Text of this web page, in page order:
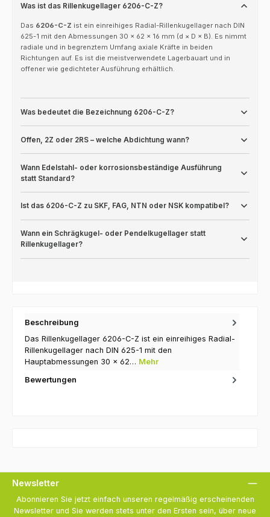
Was ist das Rillenkugellager 6206-C-Z?
Das 6206-C-Z ist ein einreihiges Radial-Rillenkugellager nach DIN
625-1 mit den Abmessungen 30 × 62 × 16 mm (d × D × B). Es nimmt
radiale und in begrenztem Umfang axiale Kräfte in beiden
Richtungen auf. Es ist die meistverwendete Lagerbauart und in
offener wie gedichteter Ausführung erhältlich.
Was bedeutet die Bezeichnung 6206-C-Z?
Offen, 2Z oder 2RS – welche Abdichtung wann?
Wann Edelstahl- oder korrosionsbeständige Ausführung
statt Standard?
Ist das 6206-C-Z zu SKF, FAG, NTN oder NSK kompatibel?
Wann ein Schrägkugel- oder Pendelkugellager statt
Rillenkugellager?
Beschreibung
Das Rillenkugellager 6206-C-Z ist ein einreihiges Radial-
Rillenkugellager nach DIN 625-1 mit den
Hauptabmessungen 30 × 62… Mehr
Bewertungen
Newsletter
Abonnieren Sie jetzt einfach unseren regelmäßig erscheinenden
Newsletter und Sie werden stets unter den Ersten sein, über neue